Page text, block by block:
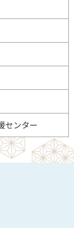
センター